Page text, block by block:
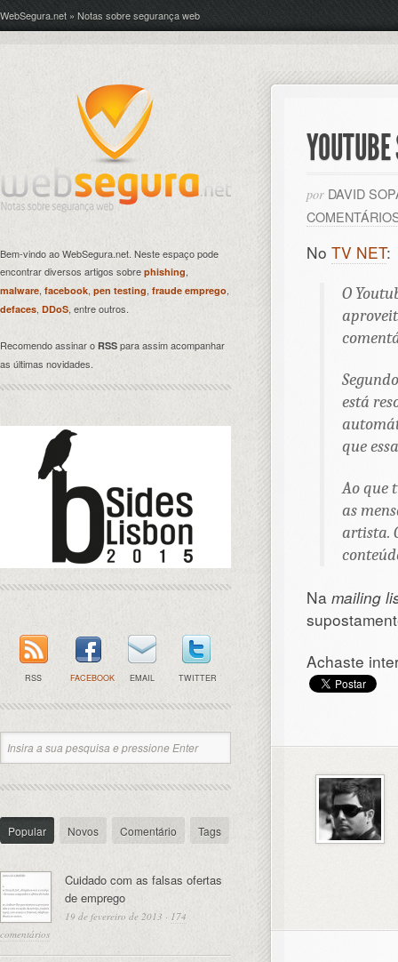
WebSegura.net » Notas sobre segurança web
por DAVID
No TV NET:
O
está
que
Ao que
as
artista.
Na mailing
Achaste
Bem-vindo ao WebSegura.net. Neste espaço pode
encontrar diversos artigos sobre phishing,
malware, facebook, pen testing fraude emprego,
defaces, DDoS, entre outros.
Recomendo assinar o RSS para assim acompanhar
as últimas novidades.
RSS FACEBOOK EMAIL TWITTER
Popular Novos Comentário Tags
Cuidado com as falsas ofertas
de emprego
19 de fevereiro de 2013 · 174
comentários